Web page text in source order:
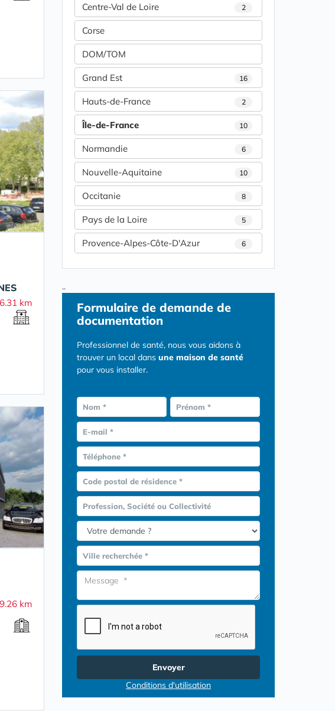
km
km
Centre-Val de Loire 2
Corse
DOM/TOM
Grand Est 16
Hauts-de-France 2
Île-de-France 10
Normandie 6
Nouvelle-Aquitaine 10
Occitanie 8
Pays de la Loire 5
Provence-Alpes-Côte-D'Azur 6
..
Formulaire de demande de
documentation
Professionnel de santé, nous vous aidons à
trouver un local dans une maison de santé
pour vous installer.
Nom * Prénom *
E-mail *
Téléphone *
Code postal de résidence *
Profession, Société ou Collectivité
Ville recherchée *
Envoyer
Conditions d'utilisation